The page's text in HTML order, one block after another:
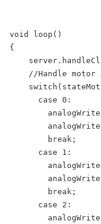
void loop()
{
//Handle motor
case 0:
break;
case 1:
break;
case 2: